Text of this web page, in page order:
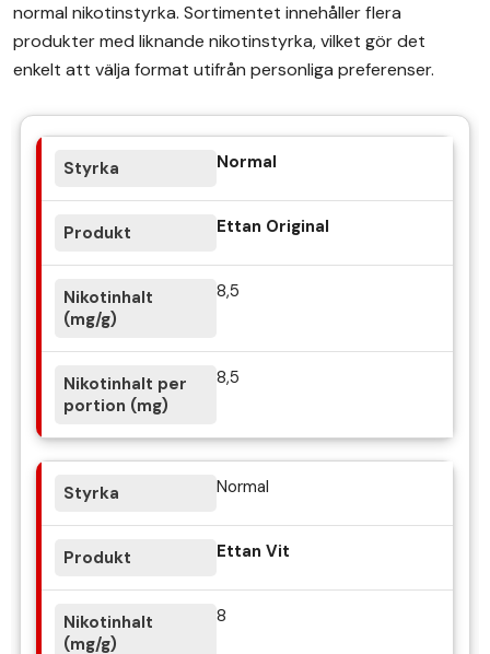
normal nikotinstyrka. Sortimentet innehåller flera
produkter med liknande nikotinstyrka, vilket gör det
enkelt att välja format utifrån personliga preferenser.
Normal
Ettan Original
8,5
8,5
Normal
Ettan Vit
8